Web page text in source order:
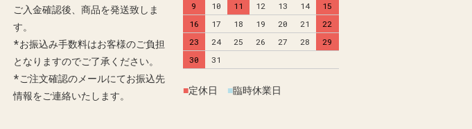
ご入金確認後、商品を発送致しま
す。
*お振込み手数料はお客様のご負担
となりますのでご了承ください。
*ご注文確認のメールにてお振込先
情報をご連絡いたします。
9
10 11 12 13 14
15
16
17 18 19 20 21
22
23
24 25 26 27 28
29
30
31
■定休日 ■臨時休業日